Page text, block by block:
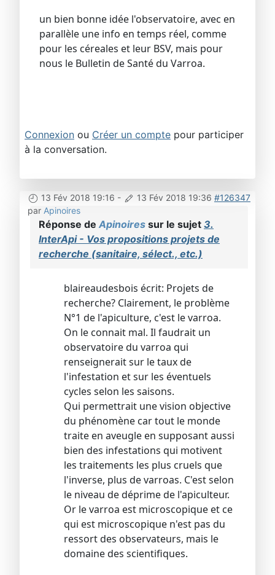
un bien bonne idée l'observatoire, avec en
parallèle une info en temps réel, comme
pour les céreales et leur BSV, mais pour
nous le Bulletin de Santé du Varroa.
Connexion ou Créer un compte pour participer
à la conversation.
13 Fév 2018 19:16 - 13 Fév 2018 19:36 #126347
par Apinoires
Réponse de Apinoires sur le sujet 3.
InterApi - Vos propositions projets de
recherche (sanitaire, sélect., etc.)
blaireaudesbois écrit: Projets de
recherche? Clairement, le problème
N°1 de l'apiculture, c'est le varroa.
On le connait mal. Il faudrait un
observatoire du varroa qui
renseignerait sur le taux de
l'infestation et sur les éventuels
cycles selon les saisons.
Qui permettrait une vision objective
du phénomène car tout le monde
traite en aveugle en supposant aussi
bien des infestations qui motivent
les traitements les plus cruels que
l'inverse, plus de varroas. C'est selon
le niveau de déprime de l'apiculteur.
Or le varroa est microscopique et ce
qui est microscopique n'est pas du
ressort des observateurs, mais le
domaine des scientifiques.